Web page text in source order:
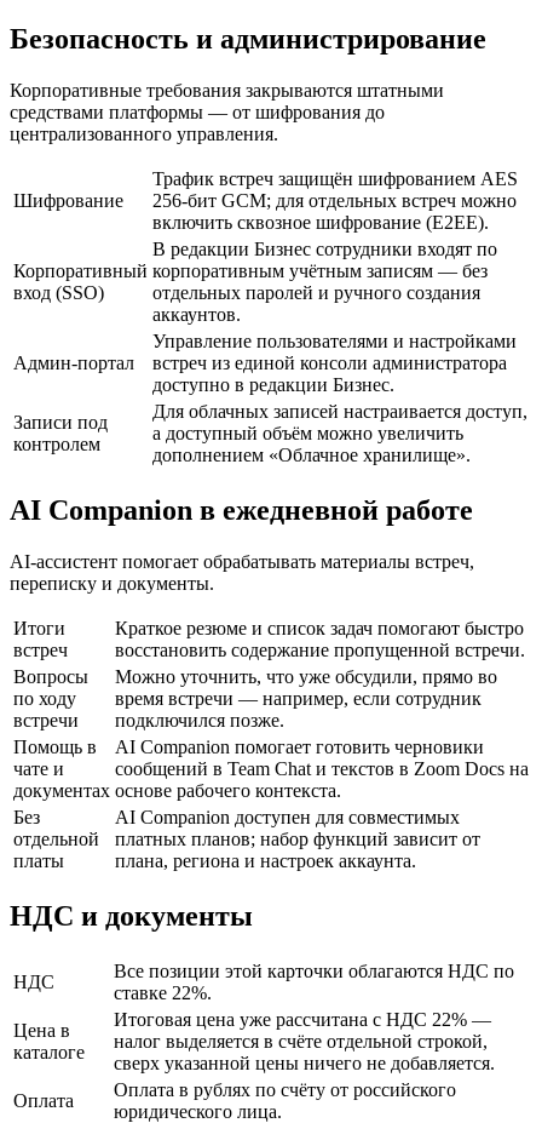
Безопасность и администрирование
Корпоративные требования закрываются штатными
средствами платформы — от шифрования до
централизованного управления.
Шифрование
Трафик встреч защищён шифрованием AES
256-бит GCM; для отдельных встреч можно
включить сквозное шифрование (E2EE).
Корпоративный
вход (SSO)
В редакции Бизнес сотрудники входят по
корпоративным учётным записям — без
отдельных паролей и ручного создания
аккаунтов.
Админ-портал
Управление пользователями и настройками
встреч из единой консоли администратора
доступно в редакции Бизнес.
Записи под
контролем
Для облачных записей настраивается доступ,
а доступный объём можно увеличить
дополнением «Облачное хранилище».
AI Companion в ежедневной работе
AI-ассистент помогает обрабатывать материалы встреч,
переписку и документы.
Итоги
встреч
Краткое резюме и список задач помогают быстро
восстановить содержание пропущенной встречи.
Вопросы
по ходу
встречи
Можно уточнить, что уже обсудили, прямо во
время встречи — например, если сотрудник
подключился позже.
Помощь в
чате и
документах
AI Companion помогает готовить черновики
сообщений в Team Chat и текстов в Zoom Docs на
основе рабочего контекста.
Без
отдельной
платы
AI Companion доступен для совместимых
платных планов; набор функций зависит от
плана, региона и настроек аккаунта.
НДС и документы
НДС
Все позиции этой карточки облагаются НДС по
ставке 22%.
Цена в
каталоге
Итоговая цена уже рассчитана с НДС 22% —
налог выделяется в счёте отдельной строкой,
сверх указанной цены ничего не добавляется.
Оплата
Оплата в рублях по счёту от российского
юридического лица.